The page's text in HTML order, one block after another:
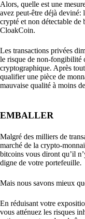
Alors, quelle est une
avez peut-être déjà deviné:
crypté et non détectable de
CloakCoin.
Les transactions privées
le risque de non-fongibilité
cryptographique. Après
qualifier une pièce de
mauvaise qualité à moins
EMBALLER
Malgré des milliers de
marché de la crypto-
bitcoins vous diront qu’il
digne de votre portefeuille.
Mais nous savons mieux
En réduisant votre
vous atténuez les risques